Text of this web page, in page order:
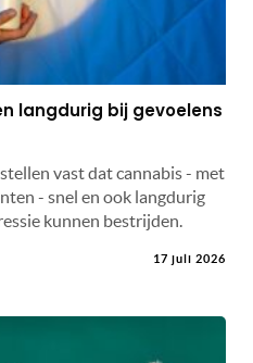
langdurig bij gevoelens
vast dat cannabis - met
- snel en ook langdurig
kunnen bestrijden.
17 juli 2026